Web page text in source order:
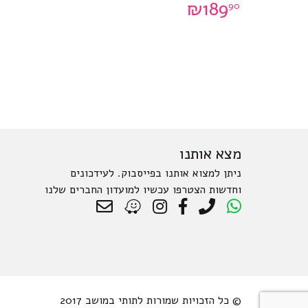
ניתן
לבחור
₪18990
מצא אותנו
ניתן למצוא אותנו בפייסבוק. לעידכונים
וחדשות הצטרפו עכשיו למועדון החברים שלנו
© כל הזכויות שמורות לתותי במושב 2017